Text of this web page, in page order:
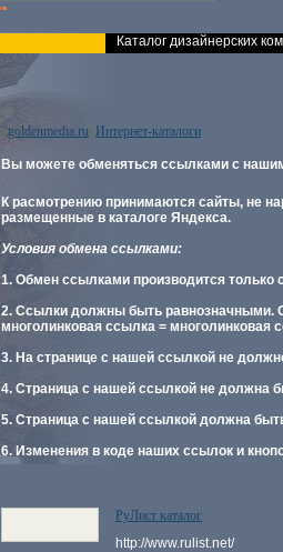
Каталог дизайнерских
/ goldenmedia.ru/ Интернет-каталоги
Вы можете обменяться ссылками с
К расмотрению принимаются сайты, не
размещенные в каталоге Яндекса.
Условия обмена ссылками:
1. Обмен ссылками производится только
2. Ссылки должны быть равнозначными.
многолинковая ссылка = многолинковая
3. На странице с нашей ссылкой не
4. Страница с нашей ссылкой не должна
5. Страница с нашей ссылкой должна
6. Изменения в коде наших ссылок и
РуЛист каталог
http://www.rulist.net/